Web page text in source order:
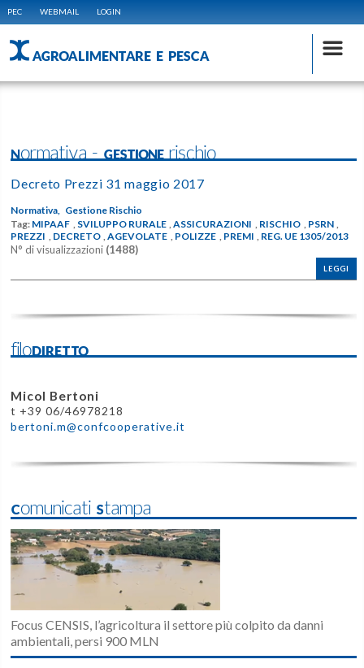
PEC WEBMAIL LOGIN
AGROALIMENTARE E PESCA
Normativa - GESTIONE rischio
Decreto Prezzi 31 maggio 2017
Normativa, Gestione Rischio
Tag: MIPAAF , SVILUPPO RURALE ,ASSICURAZIONI , RISCHIO , PSRN ,
PREZZI , DECRETO ,AGEVOLATE , POLIZZE , PREMI , REG. UE 1305/2013
N° di visualizzazioni (1488)
LEGGI
filoDIRETTO
Micol Bertoni
t +39 06/46978218
bertoni.m@confcooperative.it
Comunicati Stampa
Focus CENSIS, l’agricoltura il settore più colpito da danni
ambientali, persi 900 MLN